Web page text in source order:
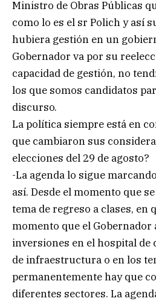
Ministro de Obras Públicas
como lo es el sr Polich y así
hubiera gestión en un
Gobernador va por su
capacidad de gestión, no
los que somos candidatos
discurso.
La política siempre está en
que cambiaron sus
elecciones del 29 de agosto?
-La agenda lo sigue
así. Desde el momento que
tema de regreso a clases, en
momento que el Gobernador
inversiones en el hospital de
de infraestructura o en los
permanentemente hay que
diferentes sectores. La